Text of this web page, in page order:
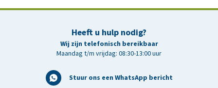
Heeft u hulp nodig?
Wij zijn telefonisch bereikbaar
Maandag t/m vrijdag: 08:30-13:00 uur
Stuur ons een WhatsApp bericht